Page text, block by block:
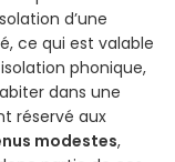
d’une
ce qui est valable
phonique,
dans une
réservé aux
modestes,